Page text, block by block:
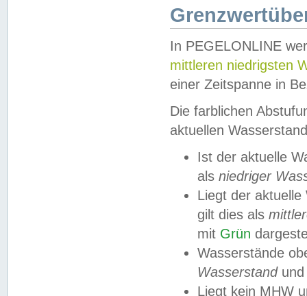
In PEGELONLINE
mittleren niedrigsten
einer Zeitspanne in
Die farblichen
aktuellen
Ist der aktuelle
als niedriger
Liegt der
gilt dies als
mit Grün
Wasserstände
Wasserstandund
Liegt kein MHW